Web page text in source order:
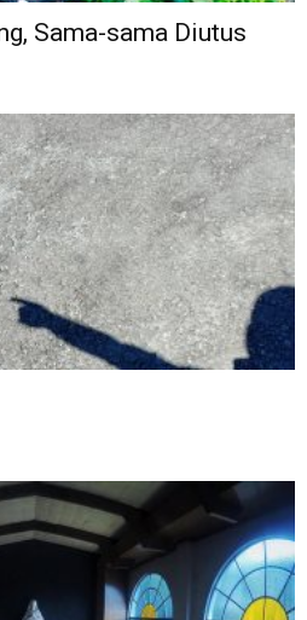
Sama-sama Diutus